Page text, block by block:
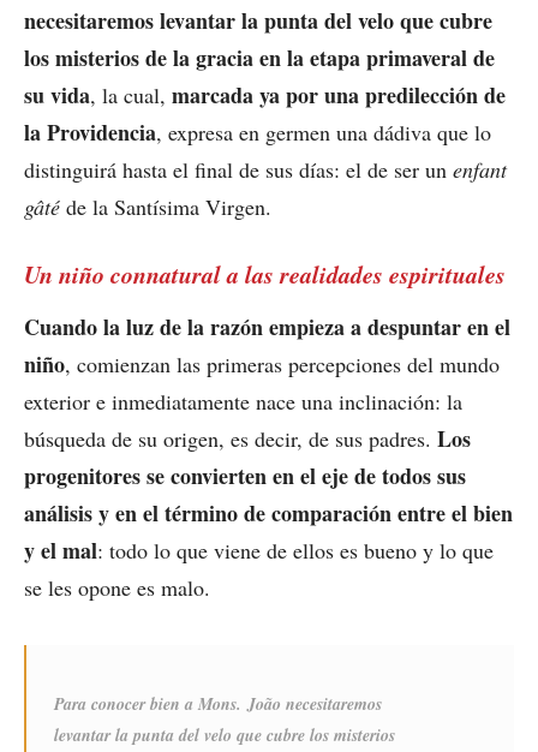
necesitaremos levantar la punta del velo que cubre
los misterios de la gracia en la etapa primaveral de
su vida, la cual, marcada ya por una predilección de
la Providencia, expresa en germen una dádiva que lo
distinguirá hasta el final de sus días: el de ser un enfant
gâté de la Santísima Virgen.
Un niño connatural a las realidades espirituales
Cuando la luz de la razón empieza a despuntar en el
niño, comienzan las primeras percepciones del mundo
exterior e inmediatamente nace una inclinación: la
búsqueda de su origen, es decir, de sus padres. Los
progenitores se convierten en el eje de todos sus
análisis y en el término de comparación entre el bien
y el mal: todo lo que viene de ellos es bueno y lo que
se les opone es malo.
Para conocer bien a Mons. João necesitaremos
levantar la punta del velo que cubre los misterios